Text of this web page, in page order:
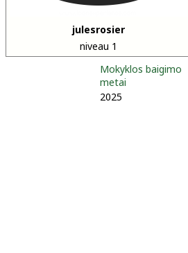
julesrosier
niveau 1
Mokyklos baigimo
metai
2025